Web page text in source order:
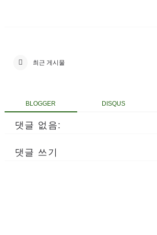
최근 게시물
BLOGGER DISQUS
댓글 없음:
댓글 쓰기